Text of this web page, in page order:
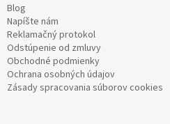
Blog
Napíšte nám
Reklamačný protokol
Odstúpenie od zmluvy
Obchodné podmienky
Ochrana osobných údajov
Zásady spracovania súborov cookies